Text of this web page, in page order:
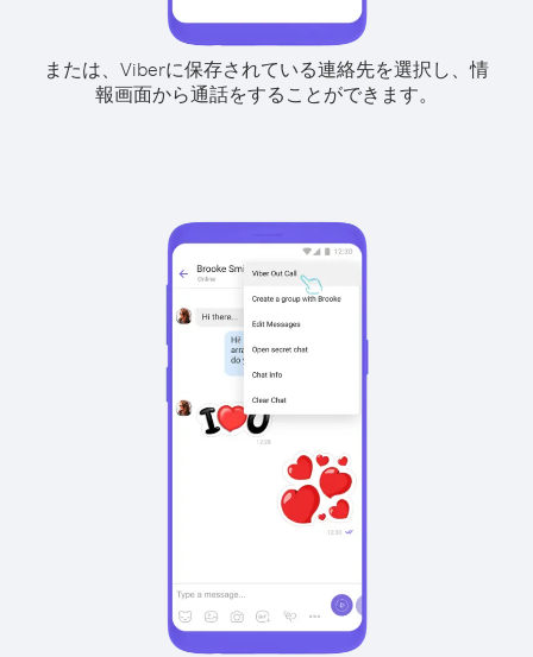
または、Viberに保存されている連絡先を選択し、情
報画面から通話をすることができます。